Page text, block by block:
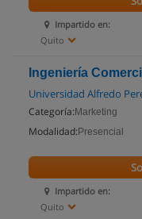
Impartido en:
Quito
Ingeniería
Universidad Alfredo
Categoría: Marketing
Modalidad: Presencial
Impartido en:
Quito